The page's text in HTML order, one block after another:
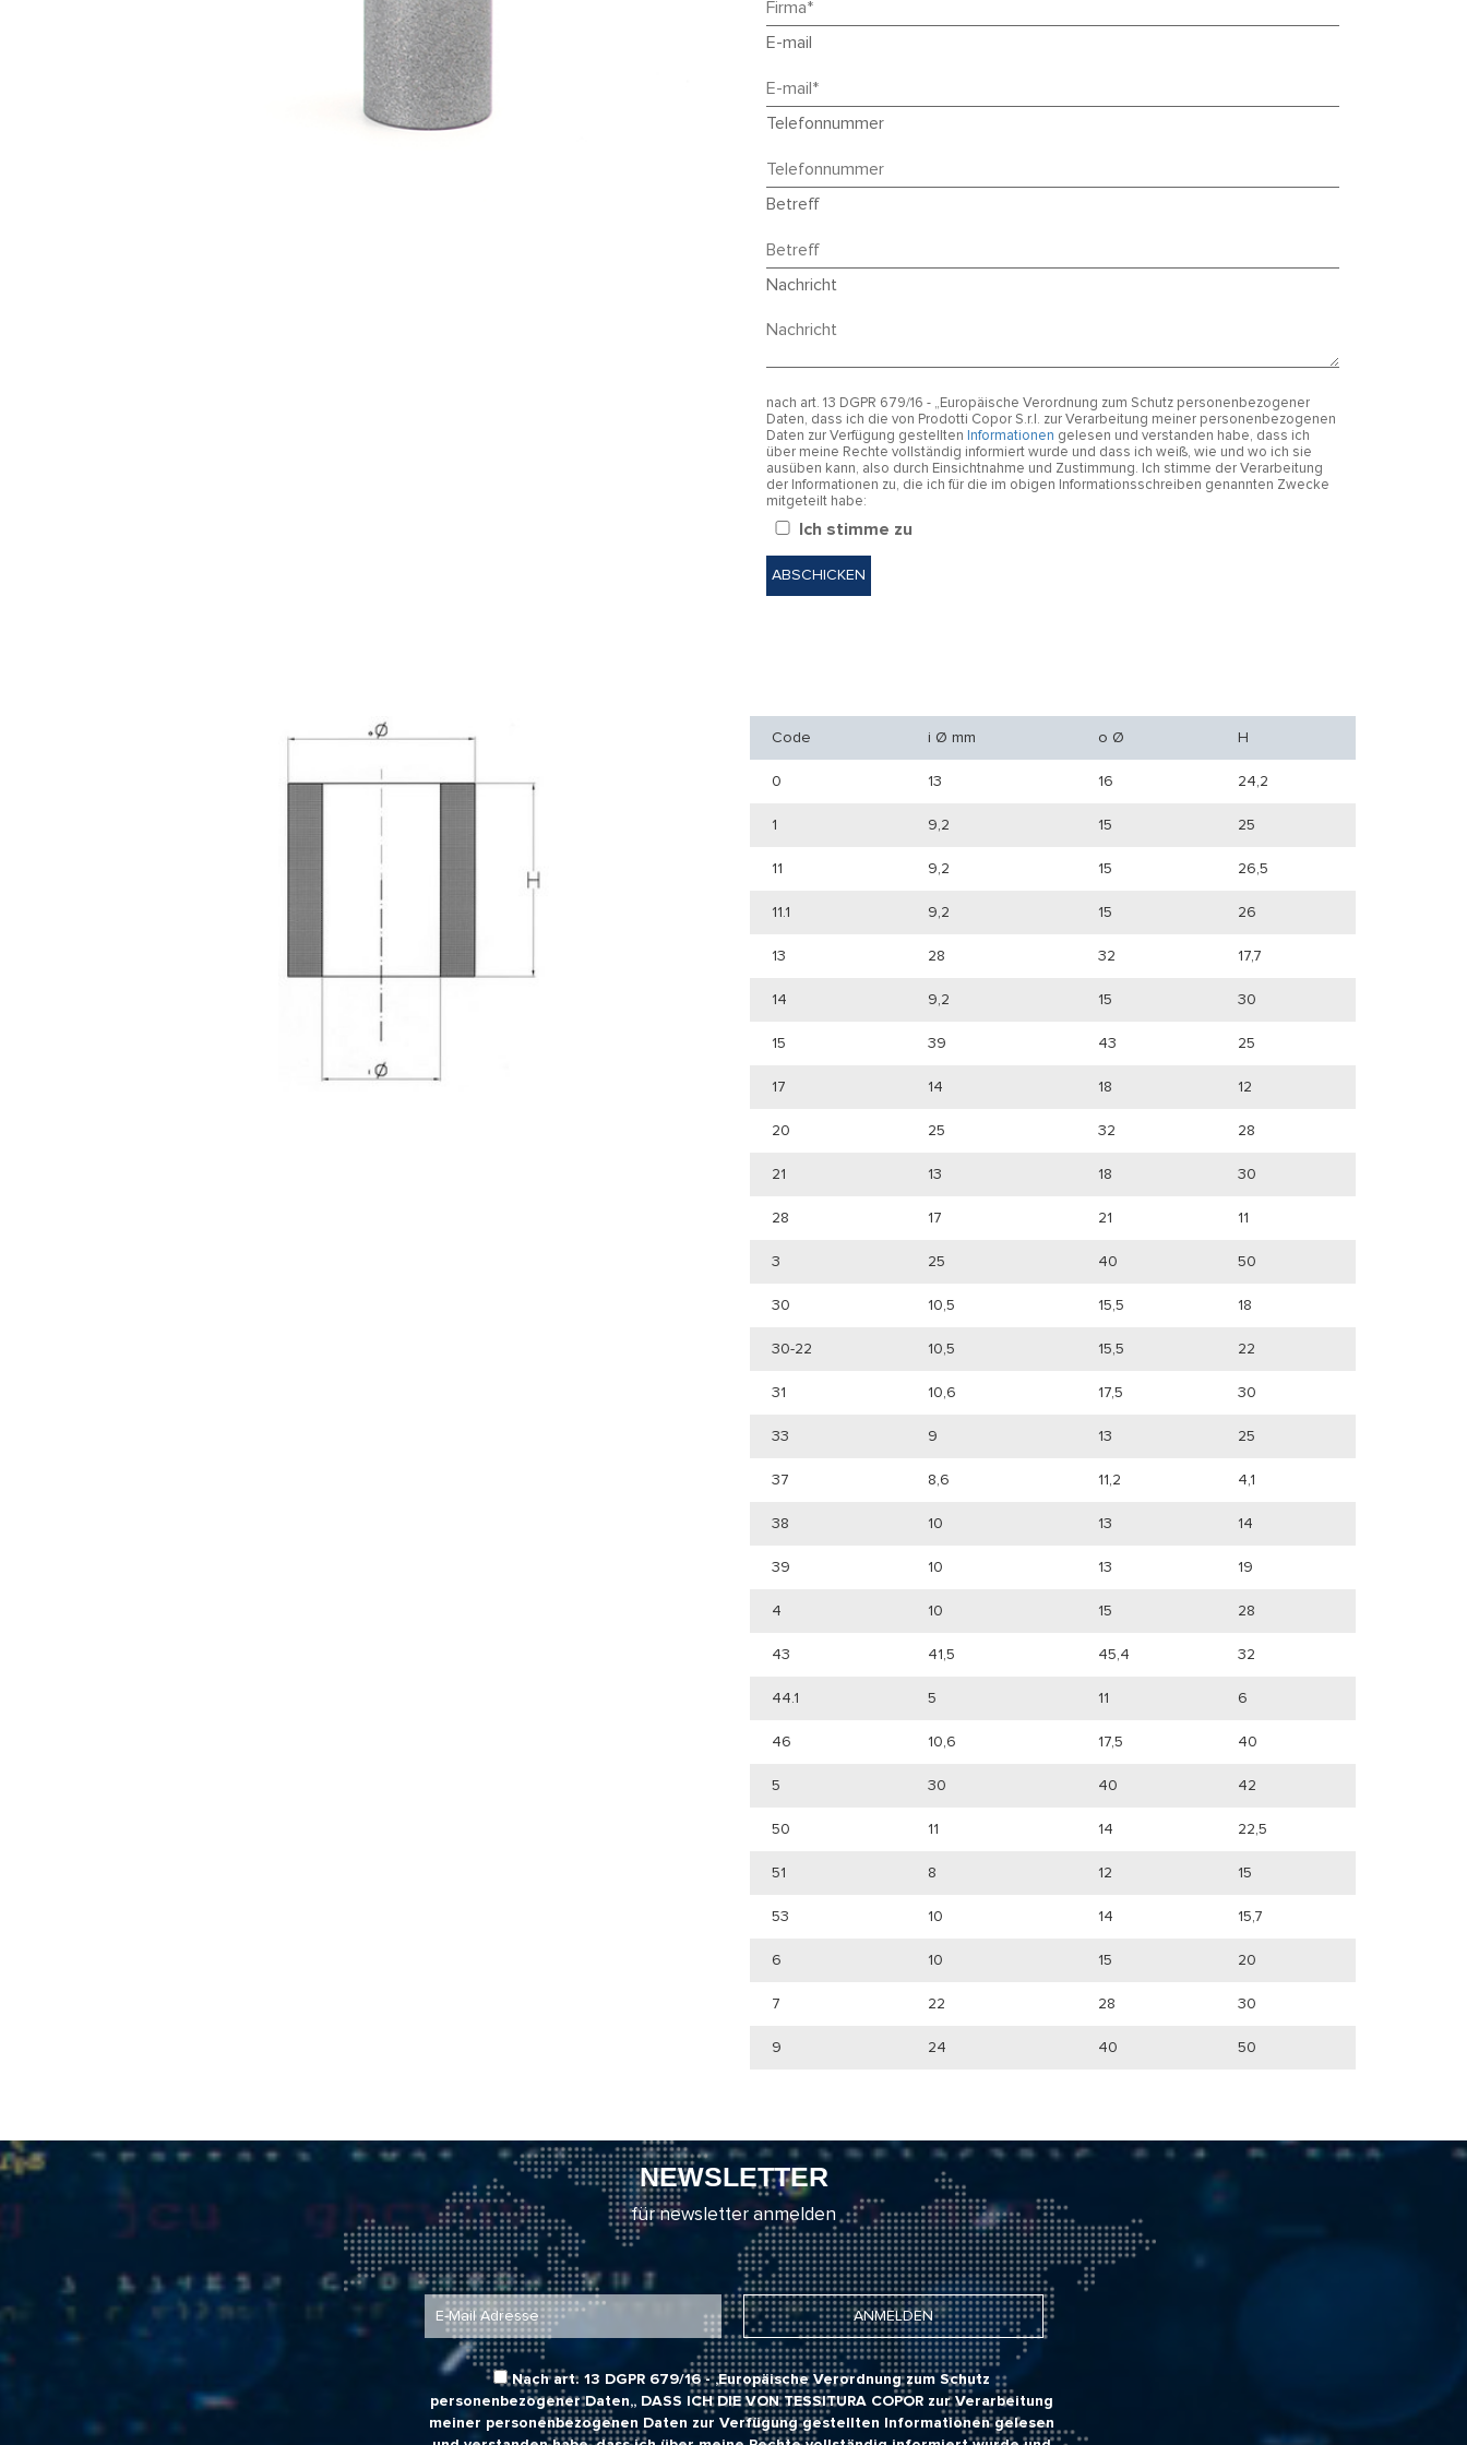
E-mail
Telefonnummer
Betreff
Nachricht
nach art. 13 DGPR 679/16 - „Europäische Verordnung zum Schutz personenbezogener
Daten, dass ich die von Prodotti Copor S.r.l. zur Verarbeitung meiner personenbezogenen
Daten zur Verfügung gestellten
Informationen gelesen und verstanden habe, dass ich
über meine Rechte vollständig informiert wurde und dass ich weiß, wie und wo ich sie
ausüben kann, also durch Einsichtnahme und Zustimmung. Ich stimme der Verarbeitung
der Informationen zu, die ich für die im obigen Informationsschreiben genannten Zwecke
mitgeteilt habe:
Ich stimme zu
Code i Ø mm o Ø H
0 13 16 24,2
1 9,2 15 25
11 9,2 15 26,5
11.1 9,2 15 26
13 28 32 17,7
14 9,2 15 30
15 39 43 25
17 14 18 12
20 25 32 28
21 13 18 30
28 17 21 11
3 25 40 50
30 10,5 15,5 18
30-22 10,5 15,5 22
31 10,6 17,5 30
33 9 13 25
37 8,6 11,2 4,1
38 10 13 14
39 10 13 19
4 10 15 28
43 41,5 45,4 32
44.1 5 11 6
46 10,6 17,5 40
5 30 40 42
50 11 14 22,5
51 8 12 15
53 10 14 15,7
6 10 15 20
7 22 28 30
9 24 40 50
NEWSLETTER
für newsletter anmelden
Nach art. 13 DGPR 679/16 - ,Europäische Verordnung zum Schutz
personenbezogener Daten,, DASS ICH DIE VON TESSITURA COPORzur Verarbeitung
meiner personenbezogenen Daten zur Verfügung gestellten Informationen gelesen